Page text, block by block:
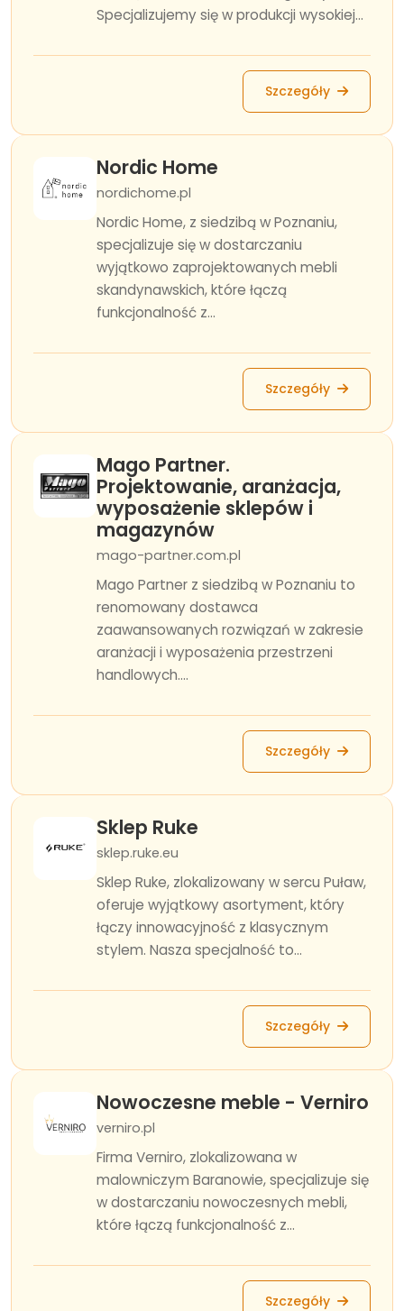
Specjalizujemy się w produkcji wysokiej...
Szczegóły
Nordic Home
nordichome.pl
Nordic Home, z siedzibą w Poznaniu,
specjalizuje się w dostarczaniu
wyjątkowo zaprojektowanych mebli
skandynawskich, które łączą
funkcjonalność z...
Szczegóły
Mago Partner.
Projektowanie, aranżacja,
wyposażenie sklepów i
magazynów
mago-partner.com.pl
Mago Partner z siedzibą w Poznaniu to
renomowany dostawca
zaawansowanych rozwiązań w zakresie
aranżacji i wyposażenia przestrzeni
handlowych....
Szczegóły
Sklep Ruke
sklep.ruke.eu
Sklep Ruke, zlokalizowany w sercu Puław,
oferuje wyjątkowy asortyment, który
łączy innowacyjność z klasycznym
stylem. Nasza specjalność to...
Szczegóły
Nowoczesne meble - Verniro
verniro.pl
Firma Verniro, zlokalizowana w
malowniczym Baranowie, specjalizuje się
w dostarczaniu nowoczesnych mebli,
które łączą funkcjonalność z...
Szczegóły